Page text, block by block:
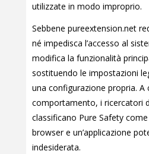
utilizzate in modo improprio.
Sebbene pureextension.net
né impedisca l’accesso al
modifica la funzionalità
sostituendo le impostazioni
una configurazione propria. A
comportamento, i ricercatori
classificano Pure Safety
browser e un’applicazione
indesiderata.